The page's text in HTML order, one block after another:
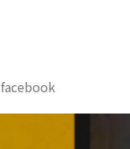
facebook